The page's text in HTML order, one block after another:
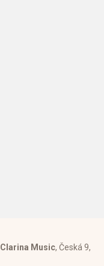
Clarina Music, Česká 9,